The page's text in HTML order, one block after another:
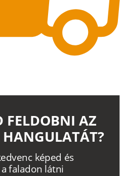
edvenc képed és
faladon látni
FELDOBNI AZ